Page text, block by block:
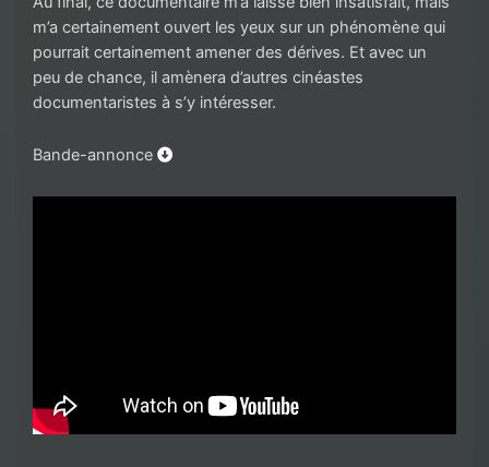
m’a certainement ouvert les yeux sur un phénomène qui
pourrait certainement amener des dérives. Et avec un
peu de chance, il amènera d’autres cinéastes
documentaristes à s’y intéresser.
Bande-annonce